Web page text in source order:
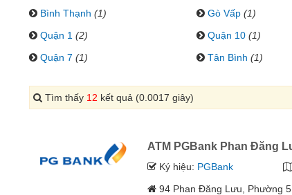
Bình Thạnh (1) Gò Vấp (1)
Quận 1 (2) Quận 10 (1)
Quận 7 (1) Tân Bình (1)
Tìm thấy 12 kết quả (0.0017 giây)
ATM PGBank Phan Đăng
Ký hiệu: PGBank
94 Phan Đăng Lưu, Phường